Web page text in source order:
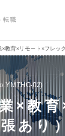
転職
×教育×リモート×フレッ
02
×教
あり